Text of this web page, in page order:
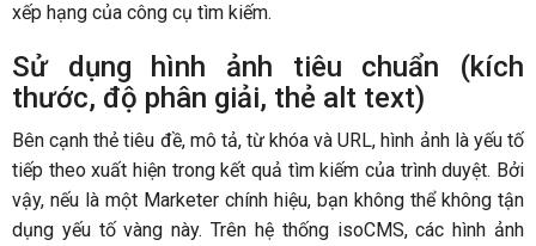
xếp hạng của công cụ tìm kiếm.
Sử dụng hình ảnh tiêu chuẩn (kích
thước, độ phân giải, thẻ alt text)
Bên cạnh thẻ tiêu đề, mô tả, từ khóa và URL, hình ảnh là yếu tố
tiếp theo xuất hiện trong kết quả tìm kiếm của trình duyệt. Bởi
vậy, nếu là một Marketer chính hiệu, bạn không thể không tận
dụng yếu tố vàng này. Trên hệ thống isoCMS, các hình ảnh